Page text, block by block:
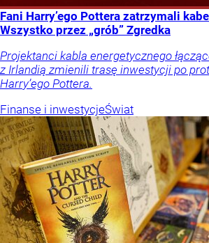
Fani Harry’ego Pottera zatrzymali
Wszystko przez „grób” Zgredka
Projektanci kabla energetycznego
z Irlandią zmienili trasę inwestycji po
Harry’ego Pottera.
Finanse i inwestycjeŚwiat